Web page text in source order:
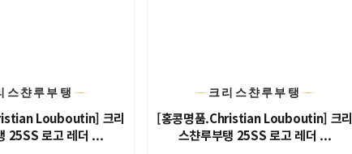
스챤루부탱
Louboutin] 크리
25SS 로고 레더 ...
크리스챤루부탱
[홍콩명품.Christian Louboutin] 크리
스챤루부탱 25SS 로고 레더 ...